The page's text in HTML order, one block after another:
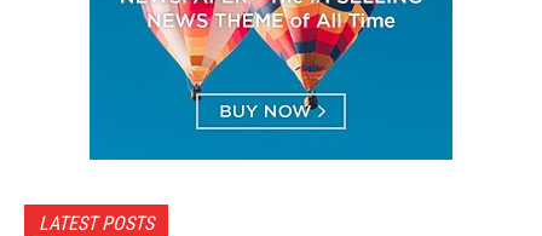
LATEST POSTS